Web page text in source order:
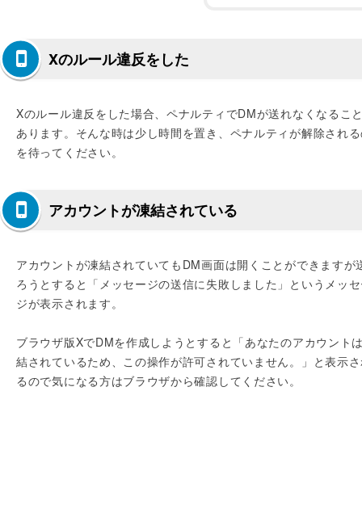
Xのルール違反をした
Xのルール違反をした場合、ペナルティでDMが送れなくなるこ
あります。そんな時は少し時間を置き、ペナルティが解除され
を待ってください。
アカウントが凍結されている
アカウントが凍結されていてもDM画面は開くことができますが
ろうとすると「メッセージの送信に失敗しました」というメッ
ジが表示されます。
ブラウザ版XでDMを作成しようとすると「あなたのアカウント
結されているため、この操作が許可されていません。」と表示
るので気になる方はブラウザから確認してください。